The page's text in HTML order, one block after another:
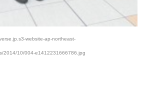
website-ap-northeast-
2014/10/004-e1412231666786.jpg